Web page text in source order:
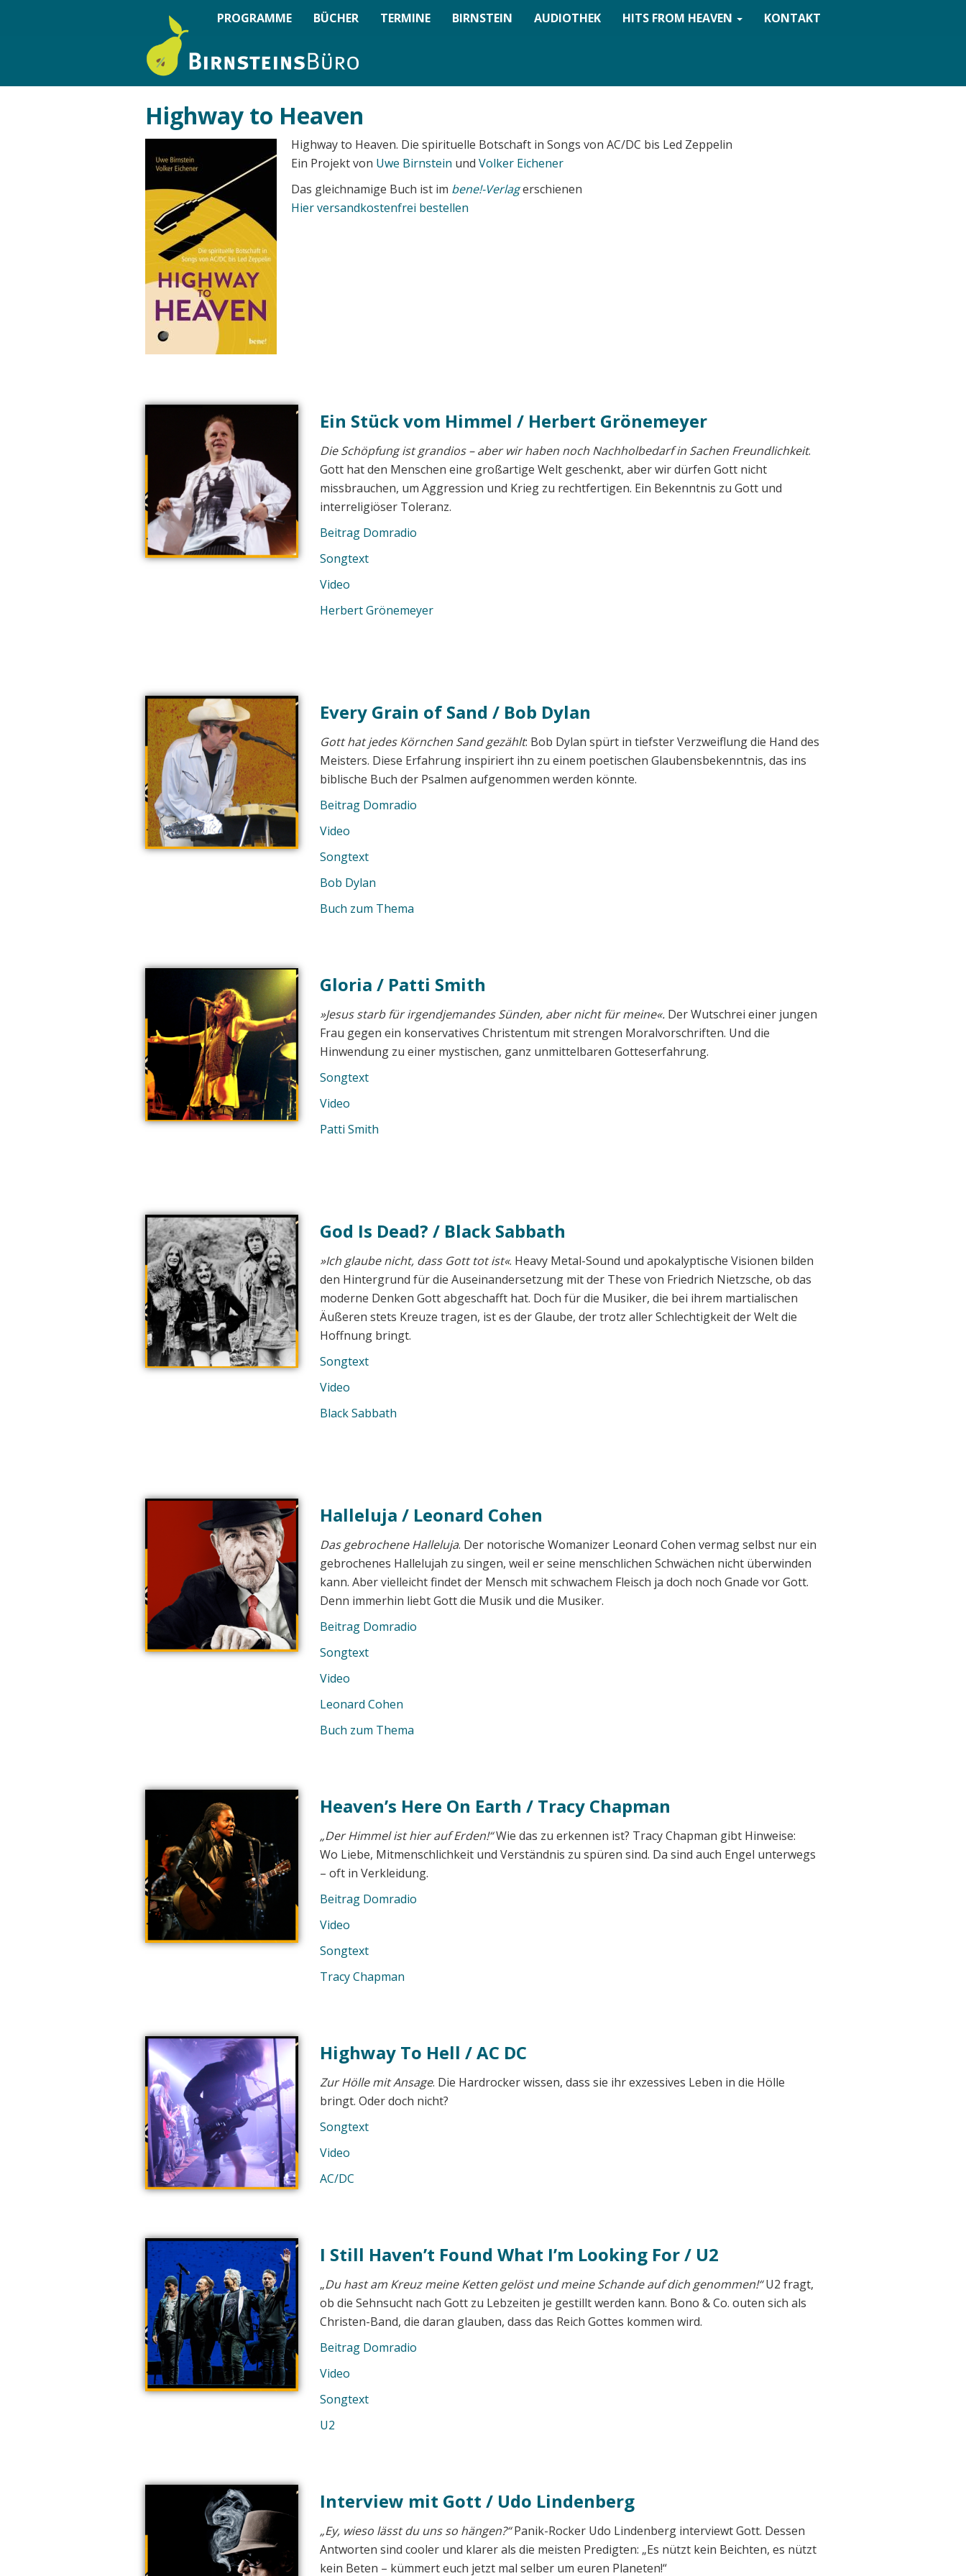
PROGRAMME BÜCHER TERMINE BIRNSTEIN AUDIOTHEK HITS FROM HEAVEN KONTAKT
Highway to Heaven
Highway to Heaven. Die spirituelle Botschaft in Songs von AC/DC bis Led Zeppelin
Ein Projekt von Uwe Birnstein und Volker Eichener
Das gleichnamige Buch ist im bene!-Verlagerschienen
Hier versandkostenfrei bestellen
Ein Stück vom Himmel / Herbert Grönemeyer
Die Schöpfung ist grandios – aber wir haben noch Nachholbedarf in Sachen Freundlichkeit.
Gott hat den Menschen eine großartige Welt geschenkt, aber wir dürfen Gott nicht
missbrauchen, um Aggression und Krieg zu rechtfertigen. Ein Bekenntnis zu Gott und
interreligiöser Toleranz.
Beitrag Domradio
Songtext
Video
Herbert Grönemeyer
Every Grain of Sand / Bob Dylan
Gott hat jedes Körnchen Sand gezählt: Bob Dylan spürt in tiefster Verzweiflung die Hand des
Meisters. Diese Erfahrung inspiriert ihn zu einem poetischen Glaubensbekenntnis, das ins
biblische Buch der Psalmen aufgenommen werden könnte.
Beitrag Domradio
Video
Songtext
Bob Dylan
Buch zum Thema
Gloria / Patti Smith
»Jesus starb für irgendjemandes Sünden, aber nicht für meine«. Der Wutschrei einer jungen
Frau gegen ein konservatives Christentum mit strengen Moralvorschriften. Und die
Hinwendung zu einer mystischen, ganz unmittelbaren Gotteserfahrung.
Songtext
Video
Patti Smith
God Is Dead? / Black Sabbath
»Ich glaube nicht, dass Gott tot ist«. Heavy Metal-Sound und apokalyptische Visionen bilden
den Hintergrund für die Auseinandersetzung mit der These von Friedrich Nietzsche, ob das
moderne Denken Gott abgeschafft hat. Doch für die Musiker, die bei ihrem martialischen
Äußeren stets Kreuze tragen, ist es der Glaube, der trotz aller Schlechtigkeit der Welt die
Hoffnung bringt.
Songtext
Video
Black Sabbath
Halleluja / Leonard Cohen
Das gebrochene Halleluja. Der notorische Womanizer Leonard Cohen vermag selbst nur ein
gebrochenes Hallelujah zu singen, weil er seine menschlichen Schwächen nicht überwinden
kann. Aber vielleicht findet der Mensch mit schwachem Fleisch ja doch noch Gnade vor Gott.
Denn immerhin liebt Gott die Musik und die Musiker.
Beitrag Domradio
Songtext
Video
Leonard Cohen
Buch zum Thema
Heaven’s Here On Earth / Tracy Chapman
„Der Himmel ist hier auf Erden!“Wie das zu erkennen ist? Tracy Chapman gibt Hinweise:
Wo Liebe, Mitmenschlichkeit und Verständnis zu spüren sind. Da sind auch Engel unterwegs
– oft in Verkleidung.
Beitrag Domradio
Video
Songtext
Tracy Chapman
Highway To Hell / AC DC
Zur Hölle mit Ansage. Die Hardrocker wissen, dass sie ihr exzessives Leben in die Hölle
bringt. Oder doch nicht?
Songtext
Video
AC/DC
I Still Haven’t Found What I’m Looking For / U2
„Du hast am Kreuz meine Ketten gelöst und meine Schande auf dich genommen!“U2 fragt,
ob die Sehnsucht nach Gott zu Lebzeiten je gestillt werden kann. Bono & Co. outen sich als
Christen-Band, die daran glauben, dass das Reich Gottes kommen wird.
Beitrag Domradio
Video
Songtext
U2
Interview mit Gott / Udo Lindenberg
„Ey, wieso lässt du uns so hängen?“Panik-Rocker Udo Lindenberg interviewt Gott. Dessen
Antworten sind cooler und klarer als die meisten Predigten: „Es nützt kein Beichten, es nützt
kein Beten – kümmert euch jetzt mal selber um euren Planeten!“